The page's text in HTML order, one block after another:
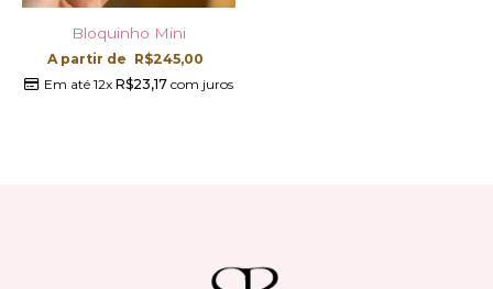
Bloquinho Mini
A partir de R$245,00
Em até 12x R$23,17com juros